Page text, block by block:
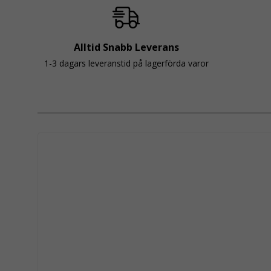
Alltid Snabb Leverans
1-3 dagars leveranstid på lagerförda varor